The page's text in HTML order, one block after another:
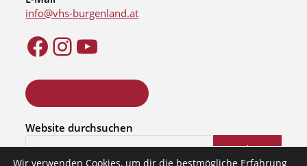
info@vhs-burgenland.at
Website durchsuchen
Suchen
Wir verwenden Cookies, um dir die bestmögliche Erfahrung